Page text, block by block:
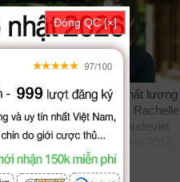
phụ đề tiếng việt chất lượng
Ryan Phillippe, Rachelle
nhưbilutv phimbathu
phudeviet
Thu Hồi Mạng Sống 2014,
xuongphim thuvienhd
phimonline animehay
Đóng QC [×]